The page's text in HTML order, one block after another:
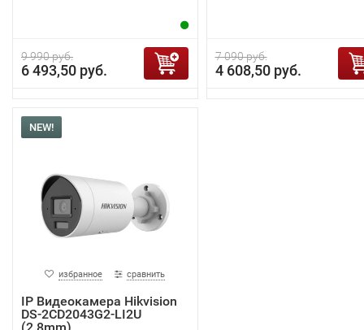
9 990 руб.
6 493,50 руб.
7 090 руб.
4 608,50 руб.
NEW!
избранное сравнить
IP Видеокамера Hikvision
DS-2CD2043G2-LI2U